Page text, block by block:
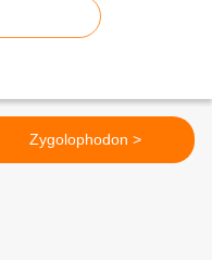
Zygolophodon >